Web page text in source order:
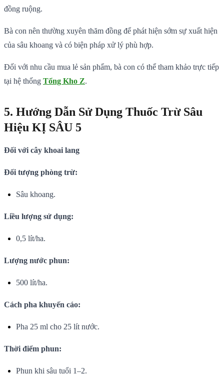
đồng ruộng.
Bà con nên thường xuyên thăm đồng để phát hiện sớm sự xuất hiện
của sâu khoang và có biện pháp xử lý phù hợp.
Đối với nhu cầu mua lẻ sản phẩm, bà con có thể tham khảo trực tiếp
tại hệ thống Tổng Kho Z.
5. Hướng Dẫn Sử Dụng Thuốc Trừ Sâu
Hiệu KỊ SÂU 5
Đối với cây khoai lang
Đối tượng phòng trừ:
Sâu khoang.
Liều lượng sử dụng:
0,5 lít/ha.
Lượng nước phun:
500 lít/ha.
Cách pha khuyến cáo:
Pha 25 ml cho 25 lít nước.
Thời điểm phun:
Phun khi sâu tuổi 1–2.